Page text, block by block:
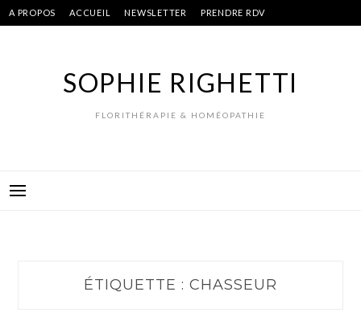
Skip
to
A PROPOS ACCUEIL NEWSLETTER PRENDRE RDV
SOPHIE RIGHETTI
FLORITHÉRAPIE & HOMÉOPATHIE
ÉTIQUETTE : CHASSEUR